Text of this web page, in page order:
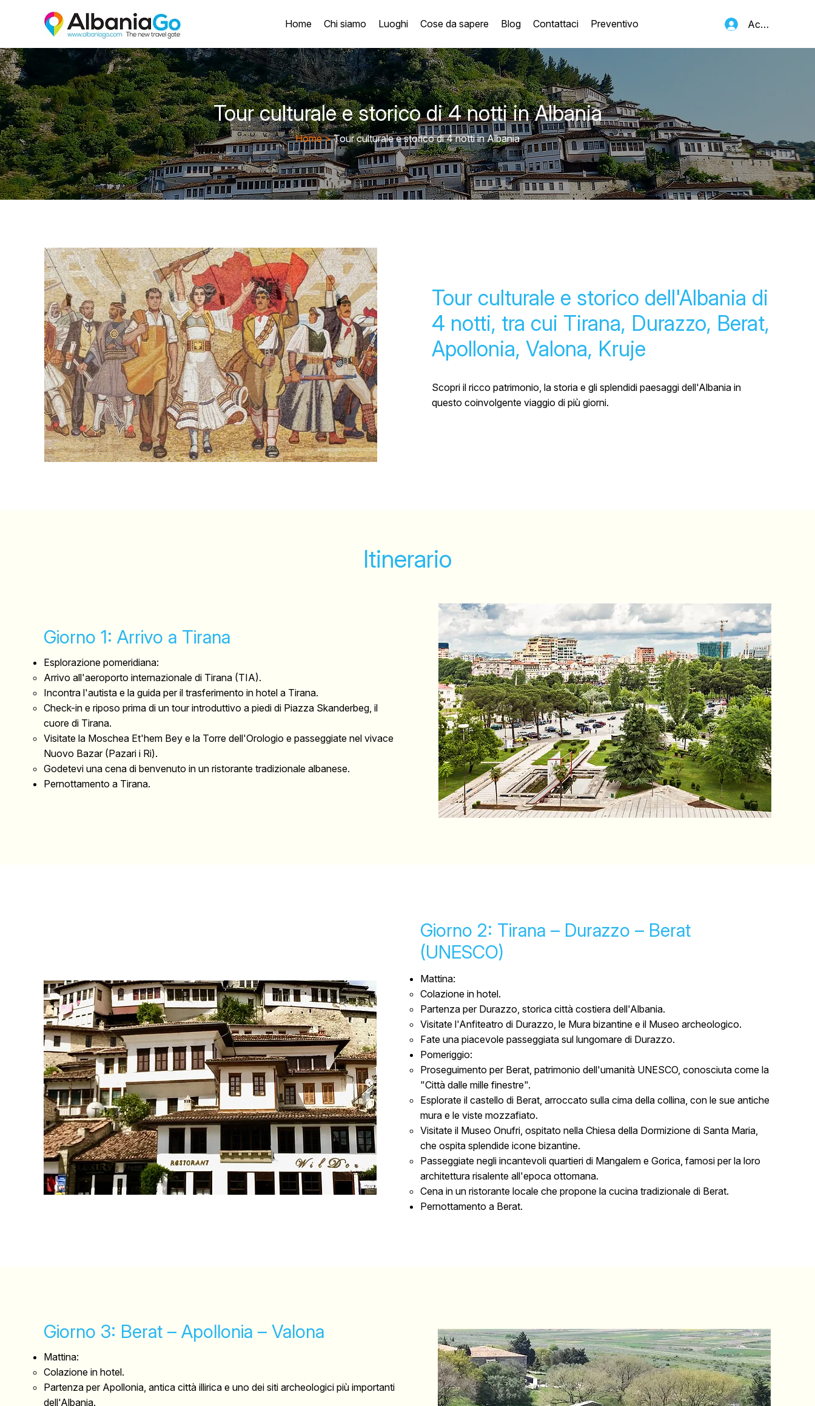
Home Chi siamo Luoghi Cose da sapere Blog Contattaci Preventivo Accedi
Tour culturale e storico di 4 notti in Albania
Home> Tour culturale e storico di 4 notti in Albania
Tour culturale e storico dell'Albania di
4 notti, tra cui Tirana, Durazzo, Berat,
Apollonia, Valona, Kruje
Scopri il ricco patrimonio, la storia e gli splendidi paesaggi dell'Albania in
questo coinvolgente viaggio di più giorni.
Itinerario
Giorno 1: Arrivo a Tirana
Esplorazione pomeridiana:
Arrivo all'aeroporto internazionale di Tirana (TIA).
Incontra l'autista e la guida per il trasferimento in hotel a Tirana.
Check-in e riposo prima di un tour introduttivo a piedi di Piazza Skanderbeg, il
cuore di Tirana.
Visitate la Moschea Et'hem Bey e la Torre dell'Orologio e passeggiate nel vivace
Nuovo Bazar (Pazari i Ri).
Godetevi una cena di benvenuto in un ristorante tradizionale albanese.
Pernottamento a Tirana.
Giorno 2: Tirana – Durazzo – Berat
(UNESCO)
Mattina:
Colazione in hotel.
Partenza per Durazzo, storica città costiera dell'Albania.
Visitate l'Anfiteatro di Durazzo, le Mura bizantine e il Museo archeologico.
Fate una piacevole passeggiata sul lungomare di Durazzo.
Pomeriggio:
Proseguimento per Berat, patrimonio dell'umanità UNESCO, conosciuta come la
"Città dalle mille finestre".
Esplorate il castello di Berat, arroccato sulla cima della collina, con le sue antiche
mura e le viste mozzafiato.
Visitate il Museo Onufri, ospitato nella Chiesa della Dormizione di Santa Maria,
che ospita splendide icone bizantine.
Passeggiate negli incantevoli quartieri di Mangalem e Gorica, famosi per la loro
architettura risalente all'epoca ottomana.
Cena in un ristorante locale che propone la cucina tradizionale di Berat.
Pernottamento a Berat.
Giorno 3: Berat – Apollonia – Valona
Mattina:
Colazione in hotel.
Partenza per Apollonia, antica città illirica e uno dei siti archeologici più importanti
dell'Albania.